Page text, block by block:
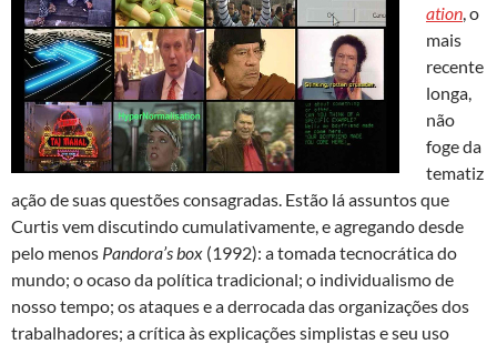
ation, o
mais
recente
longa,
não
foge da
tematiz
ação de suas questões consagradas. Estão lá assuntos que
Curtis vem discutindo cumulativamente, e agregando desde
pelo menos Pandora’s box (1992): a tomada tecnocrática do
mundo; o ocaso da política tradicional; o individualismo de
nosso tempo; os ataques e a derrocada das organizações dos
trabalhadores; a crítica às explicações simplistas e seu uso